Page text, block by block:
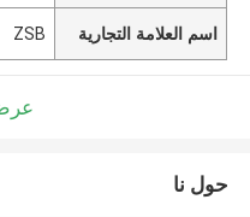
اسم العلامة التجارية ZSB
حول نا